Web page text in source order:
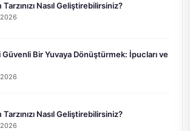
Tarzınızı Nasıl Geliştirebilirsiniz?
Güvenli Bir Yuvaya Dönüştürmek: İpucları ve
Tarzınızı Nasıl Geliştirebilirsiniz?